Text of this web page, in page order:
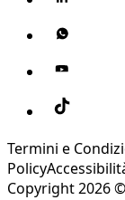
Termini e
Policy
Copyright 2026